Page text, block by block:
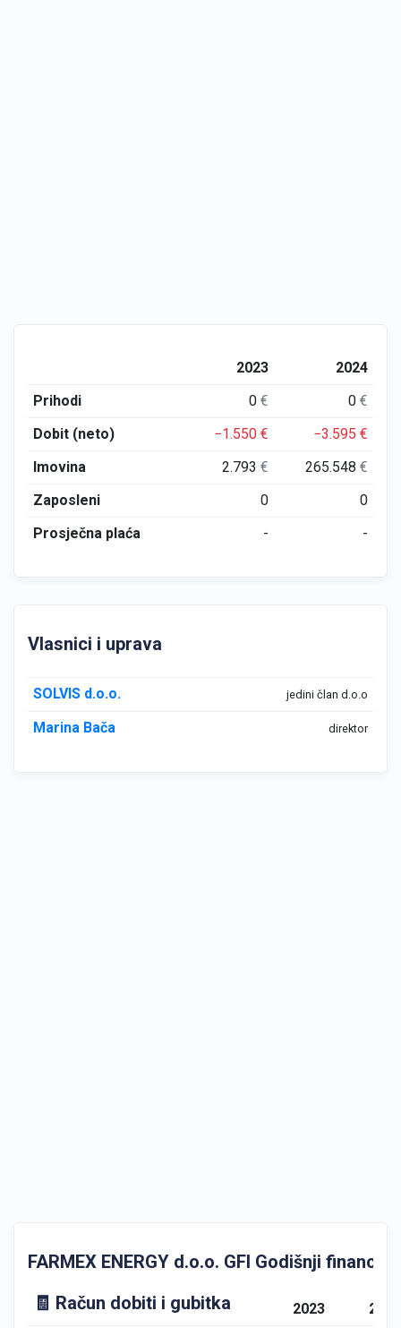
2023
2024
Prihodi
0€ 0€
Dobit (neto)
−1.550€ −3.595€
Imovina
2.793€ 265.548€
Zaposleni
0
0
Prosječna plaća
- -
Vlasnici i uprava
SOLVIS d.o.o. jedini član d.o.o
Marina Bača direktor
FARMEX ENERGY d.o.o. GFI Godišnji
🧾 Račun dobiti i gubitka
2023 2024